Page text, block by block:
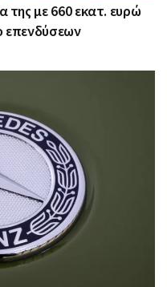
της με 660 εκατ. ευρώ
επενδύσεων